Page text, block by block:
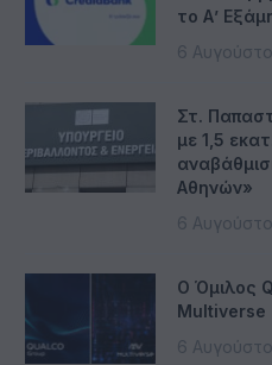
το Α’
6
Στ.
με 1,5
Αθηνών»
6
Ο Όμιλος
Multiverse
6